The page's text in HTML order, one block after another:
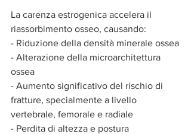
La carenza estrogenica accelera il
riassorbimento osseo, causando:
- Riduzione della densità minerale ossea
- Alterazione della microarchitettura
ossea
- Aumento significativo del rischio di
fratture, specialmente a livello
vertebrale, femorale e radiale
- Perdita di altezza e postura